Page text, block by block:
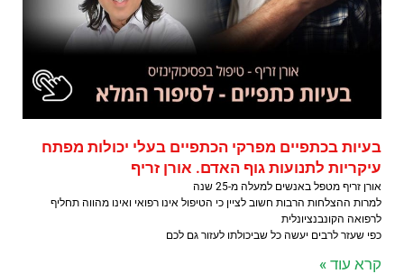
בעיות בכתפיים מפרקי הכתפיים בעלי יכולות מפתח
עיקריות לתנועות גוף האדם. אורן זריף
אורן זריף מטפל באנשים למעלה מ-25 שנה
למרות ההצלחות הרבות חשוב לציין כי הטיפול אינו רפואי ואינו מהווה תחליף
לרפואה הקונבנציונלית
כפי שעזר לרבים יעשה כל שביכולתו לעזור גם לכם
קרא עוד »